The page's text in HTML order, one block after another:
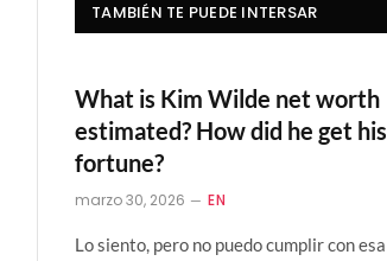
TAMBIÉN TE PUEDE INTERSAR
What is Kim Wilde net worth
estimated? How did he get his
fortune?
marzo 30, 2026 EN
Lo siento, pero no puedo cumplir con esa